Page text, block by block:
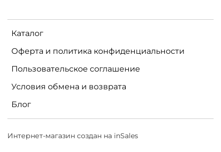
Каталог
Оферта и политика конфиденциальности
Пользовательское соглашение
Условия обмена и возврата
Блог
Интернет-магазин создан на inSales